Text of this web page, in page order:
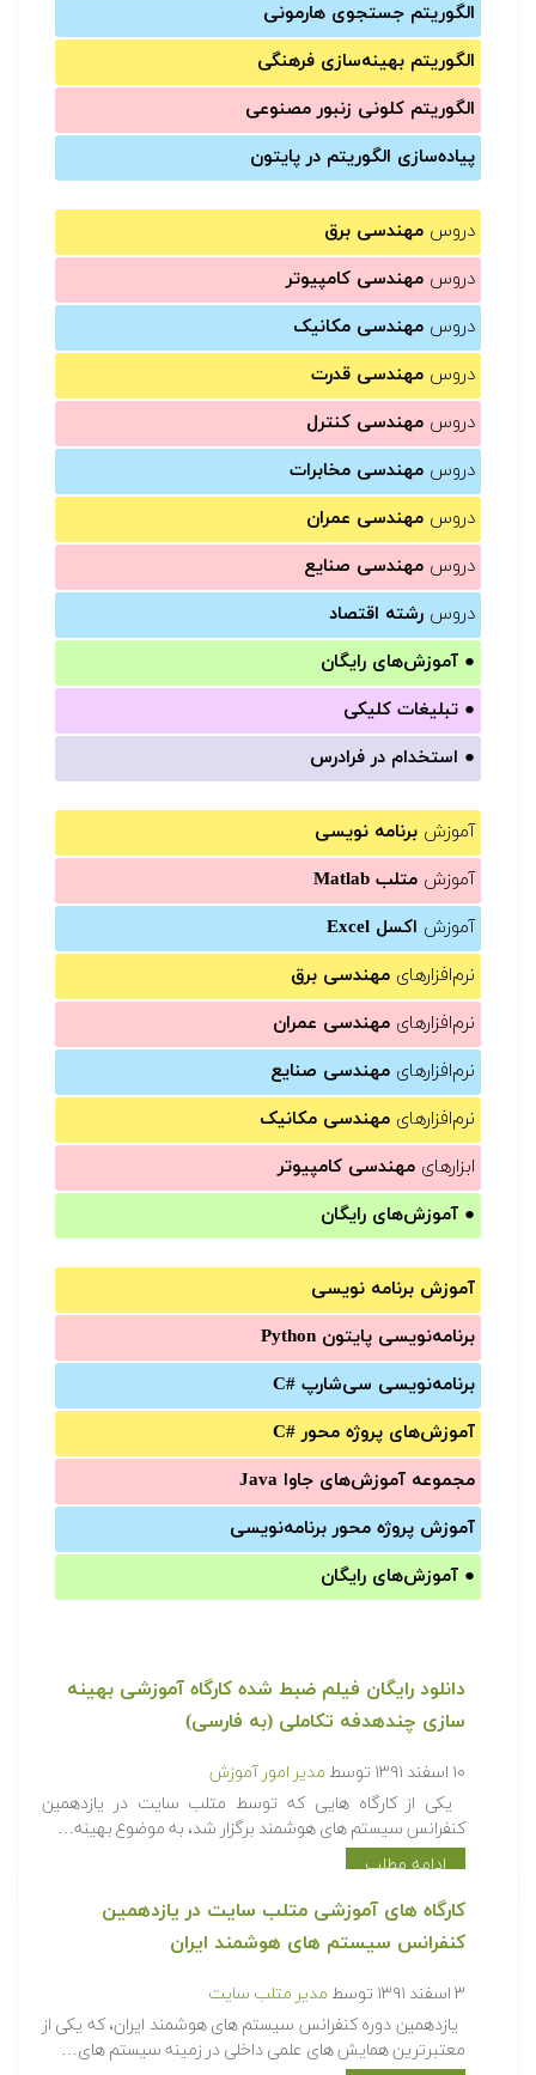
الگوریتم جستجوی هارمونی
الگوریتم بهینه‌سازی فرهنگی
الگوریتم کلونی زنبور مصنوعی
پیاده‌سازی الگوریتم در پایتون
دروس مهندسی برق
دروس مهندسی کامپیوتر
دروس مهندسی مکانیک
دروس مهندسی قدرت
دروس مهندسی کنترل
دروس مهندسی مخابرات
دروس مهندسی عمران
دروس مهندسی صنایع
دروس رشته اقتصاد
● آموزش‌های رایگان
● تبلیغات کلیکی
● استخدام در فرادرس
آموزش برنامه نویسی
آموزش متلب Matlab
آموزش اکسل Excel
نرم‌افزارهای مهندسی برق
نرم‌افزارهای مهندسی عمران
نرم‌افزارهای مهندسی صنایع
نرم‌افزارهای مهندسی مکانیک
ابزارهای مهندسی کامپیوتر
● آموزش‌های رایگان
آموزش برنامه نویسی
برنامه‌نویسی پایتون Python
برنامه‌‌نویسی سی‌شارپ C#‎
آموزش‌های پروژه محور #C
مجموعه آموزش‌های جاوا Java
آموزش‌ پروژه محور برنامه‌نویسی
● آموزش‌های رایگان
دانلود رایگان فیلم ضبط شده کارگاه آموزشی بهینه
سازی چندهدفه تکاملی (به فارسی)
۱۰ اسفند ۱۳۹۱ توسط مدیر امور آموزش
یکی از کارگاه هایی که توسط متلب سایت در یازدهمین
کنفرانس سیستم های هوشمند برگزار شد، به موضوع بهینه…
ادامه مطلب
کارگاه های آموزشی متلب سایت در یازدهمین
کنفرانس سیستم های هوشمند ایران
۳ اسفند ۱۳۹۱ توسط مدیر متلب سایت
یازدهمین دوره کنفرانس سیستم های هوشمند ایران، که یکی از
معتبرترین همایش های علمی داخلی در زمینه سیستم های…